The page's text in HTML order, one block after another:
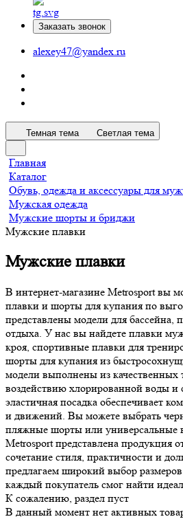
Заказать звонок
alexey47@yandex.ru
Темная тема Светлая тема
Главная
Каталог
Обувь, одежда и аксессуары для
Мужская одежда
Мужские шорты и бриджи
Мужские плавки
Мужские плавки
В интернет-магазине Metrosport вы
плавки и шорты для купания по
представлены модели для бассейна,
отдыха. У нас вы найдете плавки
кроя, спортивные плавки для
шорты для купания из
модели выполнены из качественных
воздействию хлорированной воды и
эластичная посадка обеспечивает
и движений. Вы можете выбрать
пляжные шорты или универсальные
Metrosport представлена продукция
сочетание стиля, практичности и
предлагаем широкий выбор
каждый покупатель смог найти
К сожалению, раздел пуст
В данный момент нет активных